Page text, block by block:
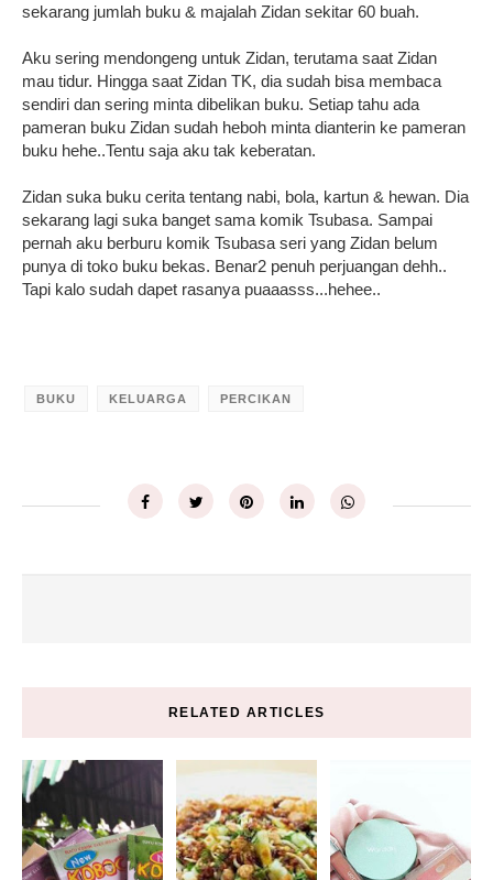
sekarang jumlah buku & majalah Zidan sekitar 60 buah.
Aku sering mendongeng untuk Zidan, terutama saat Zidan
mau tidur. Hingga saat Zidan TK, dia sudah bisa membaca
sendiri dan sering minta dibelikan buku. Setiap tahu ada
pameran buku Zidan sudah heboh minta dianterin ke pameran
buku hehe..Tentu saja aku tak keberatan.
Zidan suka buku cerita tentang nabi, bola, kartun & hewan. Dia
sekarang lagi suka banget sama komik Tsubasa. Sampai
pernah aku berburu komik Tsubasa seri yang Zidan belum
punya di toko buku bekas. Benar2 penuh perjuangan dehh..
Tapi kalo sudah dapet rasanya puaaasss...hehee..
BUKU KELUARGA PERCIKAN
RELATED ARTICLES